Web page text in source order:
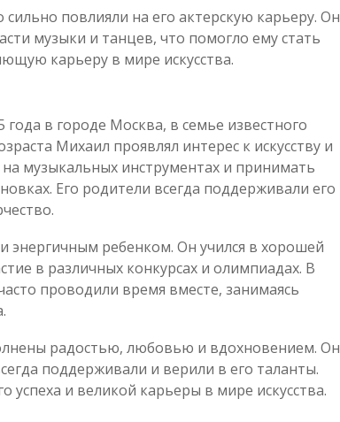
повлияли на его актерскую карьеру. Он
музыки и танцев, что помогло ему стать
карьеру в мире искусства.
в городе Москва, в семье известного
Михаил проявлял интерес к искусству и
музыкальных инструментах и принимать
Его родители всегда поддерживали его
энергичным ребенком. Он учился в хорошей
в различных конкурсах и олимпиадах. В
проводили время вместе, занимаясь
радостью, любовью и вдохновением. Он
поддерживали и верили в его таланты.
успеха и великой карьеры в мире искусства.